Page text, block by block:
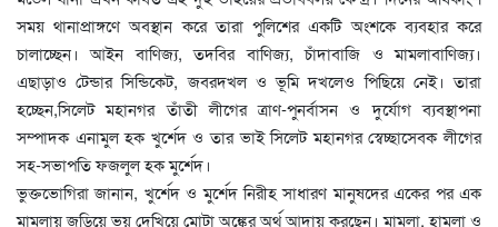
সময় থানাপ্রাঙ্গণে অবস্থান করে তারা পুলিশের একটি অংশকে ব্যবহার করে
চালাচ্ছেন। আইন বাণিজ্য, তদবির বাণিজ্য, চাঁদাবাজি ও মামলাবাণিজ্য।
এছাড়াও টেন্ডার সিন্ডিকেট, জবরদখল ও ভূমি দখলেও পিছিয়ে নেই। তারা
হচ্ছেন,সিলেট মহানগর তাঁতী লীগের ত্রাণ-পুনর্বাসন ও দুর্যোগ ব্যবস্থাপনা
সম্পাদক এনামুল হক খুর্শেদ ও তার ভাই সিলেট মহানগর স্বেচ্ছাসেবক লীগের
সহ-সভাপতি ফজলুল হক মুর্শেদ।
ভুক্তভোগিরা জানান, খুর্শেদ ও মুর্শেদ নিরীহ সাধারণ মানুষদের একের পর এক
মামলায় জড়িয়ে ভয় দেখিয়ে মোটা অঙ্কের অর্থ আদায় করছেন। মামলা, হামলা ও